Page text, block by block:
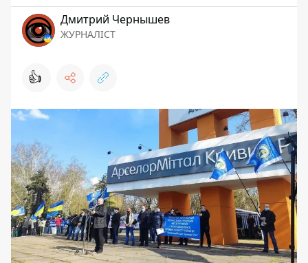
Дмитрий Чернышев
ЖУРНАЛІСТ
👍